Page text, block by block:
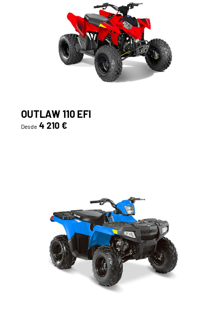
OUTLAW 110 EFI
Desde 4 210 €